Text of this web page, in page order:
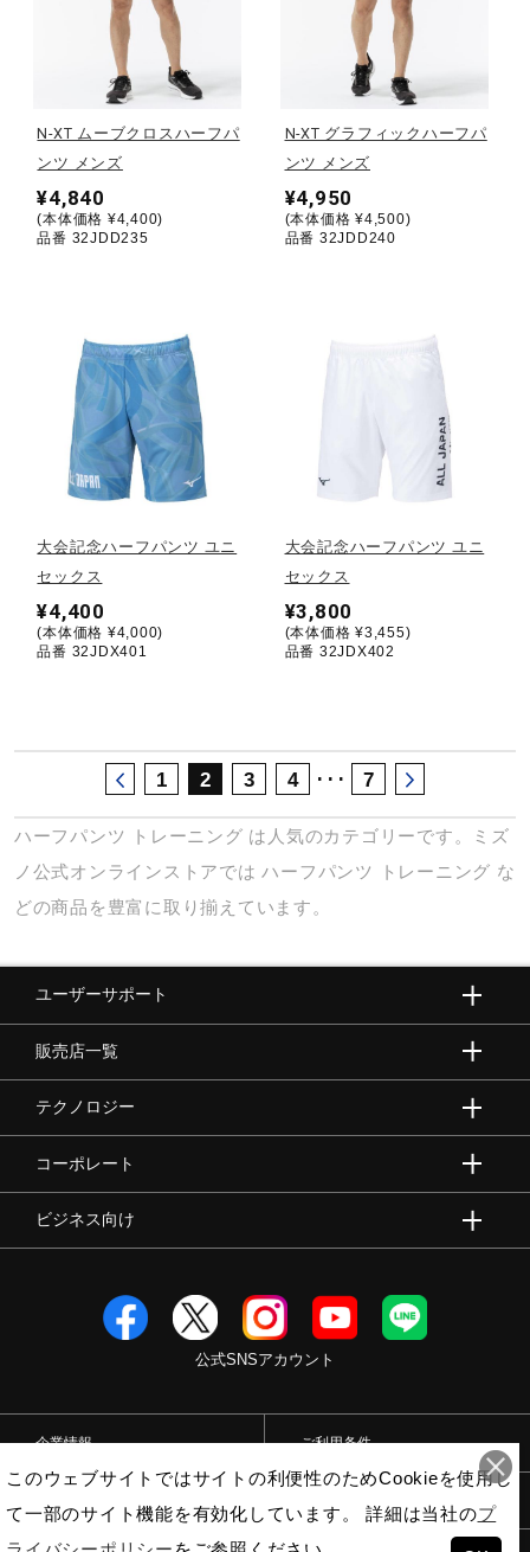
ジュニア／キッズ
メディカル
コラボ／ライセンス
その他
サポート
直営店一覧
N-XT ムーブクロスハーフパ
ンツ メンズ
¥4,840
(本体価格 ¥4,400)
品番 32JDD235
N-XT グラフィックハーフパ
ンツ メンズ
¥4,950
(本体価格 ¥4,500)
品番 32JDD240
大会記念ハーフパンツ ユニ
セックス
¥4,400
(本体価格 ¥4,000)
品番 32JDX401
大会記念ハーフパンツ ユニ
セックス
¥3,800
(本体価格 ¥3,455)
品番 32JDX402
1 2 3 4 ･･･ 7
ハーフパンツ トレーニング は人気のカテゴリーです。ミズ
ノ公式オンラインストアではハーフパンツ トレーニング な
どの商品を豊富に取り揃えています。
ユーザーサポート
販売店一覧
テクノロジー
コーポレート
ビジネス向け
公式SNSアカウント
企業情報 ご利用条件
このウェブサイトではサイトの利便性のためCookieを使用し
て一部のサイト機能を有効化しています。 詳細は当社のプ